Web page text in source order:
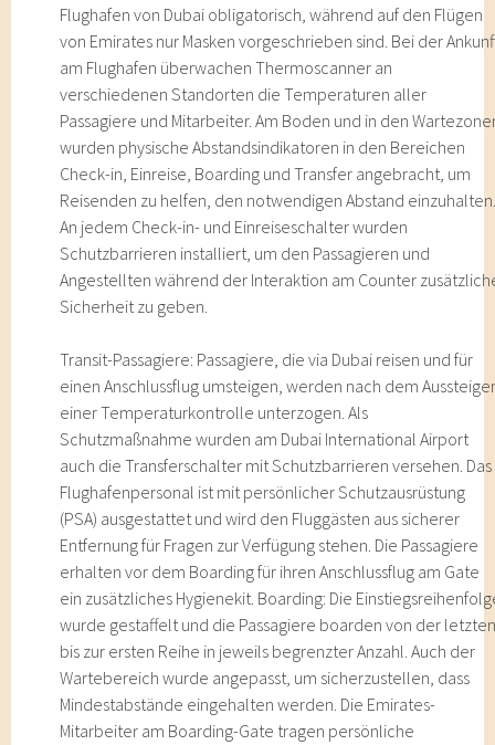
Flughafen von Dubai obligatorisch, während auf den Flügen
von Emirates nur Masken vorgeschrieben sind. Bei der
am Flughafen überwachen Thermoscanner an
verschiedenen Standorten die Temperaturen aller
Passagiere und Mitarbeiter. Am Boden und in den
wurden physische Abstandsindikatoren in den Bereichen
Check-in, Einreise, Boarding und Transfer angebracht, um
Reisenden zu helfen, den notwendigen Abstand
An jedem Check-in- und Einreiseschalter wurden
Schutzbarrieren installiert, um den Passagieren und
Angestellten während der Interaktion am Counter
Sicherheit zu geben.
Transit-Passagiere: Passagiere, die via Dubai reisen und für
einen Anschlussflug umsteigen, werden nach dem
einer Temperaturkontrolle unterzogen. Als
Schutzmaßnahme wurden am Dubai International Airport
auch die Transferschalter mit Schutzbarrieren versehen. Das
Flughafenpersonal ist mit persönlicher Schutzausrüstung
(PSA) ausgestattet und wird den Fluggästen aus sicherer
Entfernung für Fragen zur Verfügung stehen. Die Passagiere
erhalten vor dem Boarding für ihren Anschlussflug am Gate
ein zusätzliches Hygienekit. Boarding: Die
wurde gestaffelt und die Passagiere boarden von der
bis zur ersten Reihe in jeweils begrenzter Anzahl. Auch der
Wartebereich wurde angepasst, um sicherzustellen, dass
Mindestabstände eingehalten werden. Die Emirates-
Mitarbeiter am Boarding-Gate tragen persönliche